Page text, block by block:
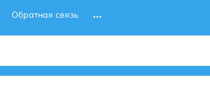
Обратная связь